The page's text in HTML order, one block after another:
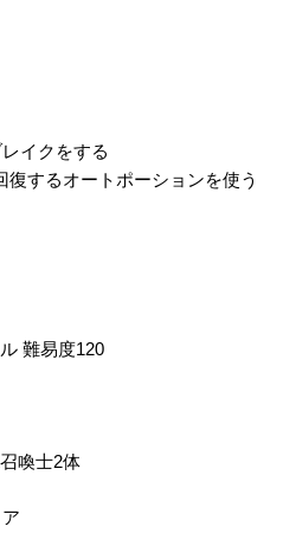
イクをする
するオートポーションを使う
難易度120
喚士2体